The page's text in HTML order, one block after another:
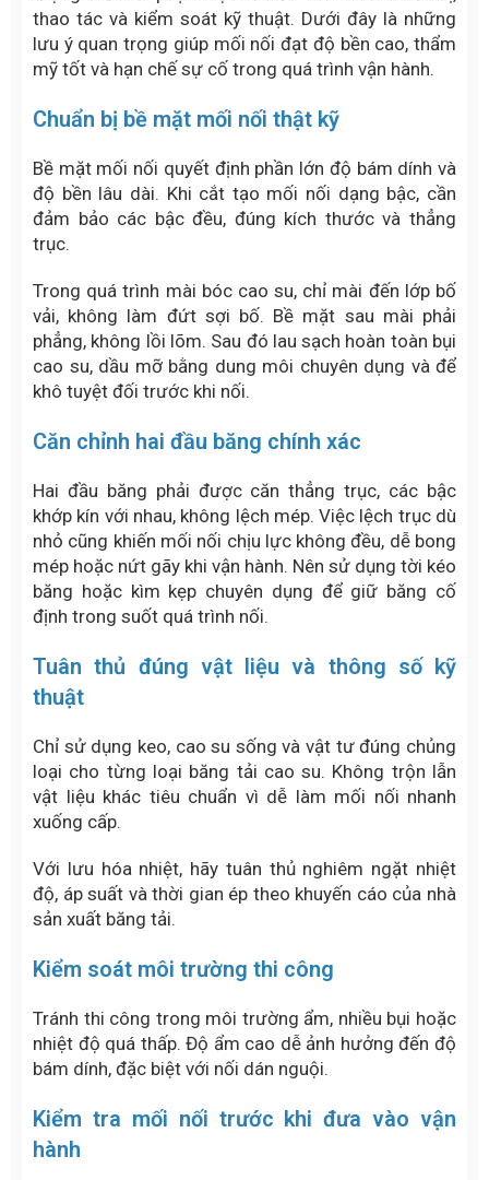
băng dài.
Bộ điều khiển nhiệt độ và thời gian
Bộ điều khiển cho phép cài đặt chính xác đảm bảo
mối nối được ép đủ nhiệt, đủ thời gian, tránh hiện
tượng lưu hóa non hoặc cháy cao su.
Thiết bị hỗ trợ nối băng tải cao su
không thể thiếu các dụng cụ chuyên dụng hỗ trợ,
bao gồm:
Kìm kẹp băng, kìm kéo bố
Dao cắt cao su chuyên dụng
Búa cao su
Máy mài băng tải
Con lăn ép
Dung môi làm sạch
bề mặt mối nối phẳng, sạch và đạt tiêu chuẩn kỹ
thuật trước khi ép.
Những lưu ý để mối nối băng tải
bền và đẹp khi tự làm
Khi tự thực hiện nối băng tải cao su, dù áp dụng
lượng mối nối phụ thuộc rất lớn vào khâu chuẩn bị,
thao tác và kiểm soát kỹ thuật. Dưới đây là những
lưu ý quan trọng giúp mối nối đạt độ bền cao, thẩm
Bề mặt mối nối quyết định phần lớn độ bám dính và
độ bền lâu dài. Khi cắt tạo mối nối dạng bậc, cần
trục.